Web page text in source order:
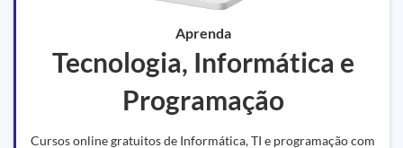
Aprenda
Tecnologia, Informática e
Programação
Cursos online gratuitos de Informática, TI e programação com